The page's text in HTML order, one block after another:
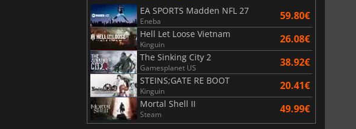
EA SPORTS Madden NFL 27
Eneba 59.80€
Hell Let Loose Vietnam
Kinguin 26.08€
The Sinking City 2
Gamesplanet US 38.92€
STEINS;GATE RE BOOT
Kinguin 20.41€
Mortal Shell II
Steam 49.99€